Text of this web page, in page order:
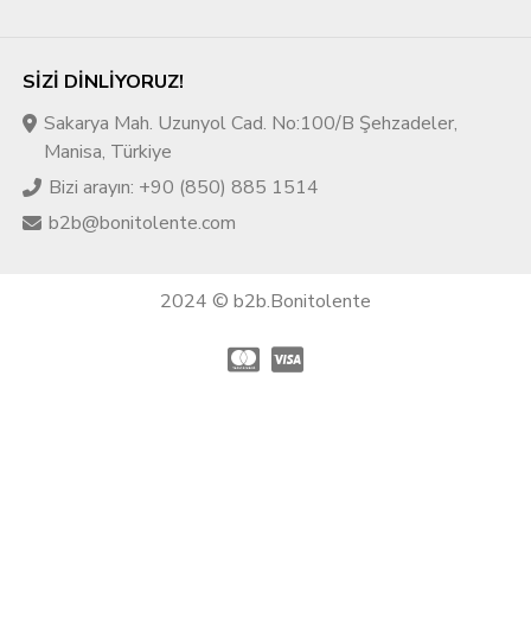
SIZI DINLIYORUZ!
Sakarya Mah. Uzunyol Cad. No:100/B Şehzadeler,
Manisa, Türkiye
Bizi arayın: +90 (850) 885 1514
b2b@bonitolente.com
2024 © b2b.Bonitolente